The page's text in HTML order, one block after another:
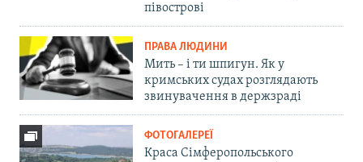
півострові
ПРАВА ЛЮДИНИ
Мить – і ти шпигун. Як у
кримських судах розглядають
звинувачення в держзраді
ФОТОГАЛЕРЕЇ
Краса Сімферопольського